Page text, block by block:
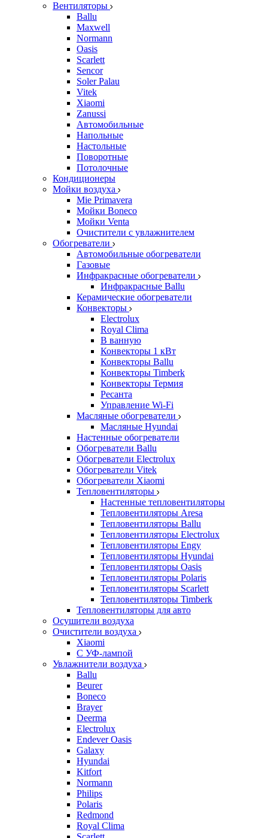
Вентиляторы
Ballu
Maxwell
Normann
Oasis
Scarlett
Sencor
Soler Palau
Vitek
Xiaomi
Zanussi
Автомобильные
Напольные
Настольные
Поворотные
Потолочные
Кондиционеры
Мойки воздуха
Mie Primavera
Мойки Boneco
Мойки Venta
Очистители с увлажнителем
Обогреватели
Автомобильные обогреватели
Газовые
Инфракрасные обогреватели
Инфракрасные Ballu
Керамические обогреватели
Конвекторы
Electrolux
Royal Clima
В ванную
Конвекторы 1 кВт
Конвекторы Ballu
Конвекторы Timberk
Конвекторы Термия
Ресанта
Управление Wi-Fi
Масляные обогреватели
Масляные Hyundai
Настенные обогреватели
Обогреватели Ballu
Обогреватели Electrolux
Обогреватели Vitek
Обогреватели Xiaomi
Тепловентиляторы
Настенные тепловентиляторы
Тепловентиляторы Aresa
Тепловентиляторы Ballu
Тепловентиляторы Electrolux
Тепловентиляторы Engy
Тепловентиляторы Hyundai
Тепловентиляторы Oasis
Тепловентиляторы Polaris
Тепловентиляторы Scarlett
Тепловентиляторы Timberk
Тепловентиляторы для авто
Осушители воздуха
Очистители воздуха
Xiaomi
С УФ-лампой
Увлажнители воздуха
Ballu
Beurer
Boneco
Brayer
Deerma
Electrolux
Endever Oasis
Galaxy
Hyundai
Kitfort
Normann
Philips
Polaris
Redmond
Royal Clima